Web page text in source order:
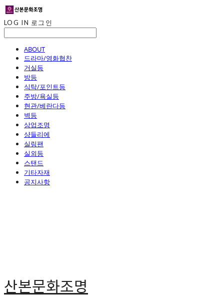
LOG IN 로그인
ABOUT
드라마/영화협찬
거실등
방등
식탁/포인트등
주방/욕실등
현관/베란다등
벽등
상업조명
샹들리에
실링팬
실외등
스탠드
기타자재
공지사항
산본문화조명